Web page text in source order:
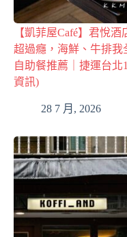
【凱菲屋Café】君悅
超過癮，海鮮、牛排
自助餐推薦｜捷運台北
資訊)
28 7 月, 2026